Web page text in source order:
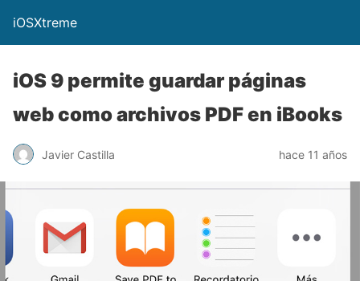
iOSXtreme
iOS 9 permite guardar páginas
web como archivos PDF en iBooks
Javier Castilla hace 11 años